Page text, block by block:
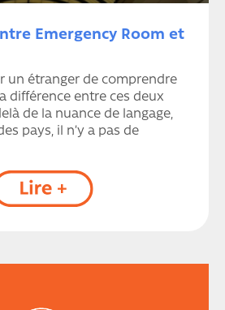
Emergency Room et
un étranger de comprendre
différence entre ces deux
de la nuance de langage,
pays, il n’y a pas de